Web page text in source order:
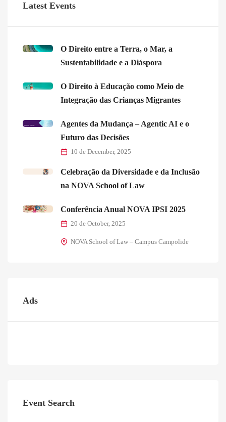
Latest Events
O Direito entre a Terra, o Mar, a
Sustentabilidade e a Diáspora
O Direito à Educação como Meio de
Integração das Crianças Migrantes
Agentes da Mudança – Agentic AI e o
Futuro das Decisões
10 de December, 2025
Celebração da Diversidade e da Inclusão
na NOVA School of Law
Conferência Anual NOVA IPSI 2025
20 de October, 2025
NOVA School of Law – Campus Campolide
Ads
Event Search